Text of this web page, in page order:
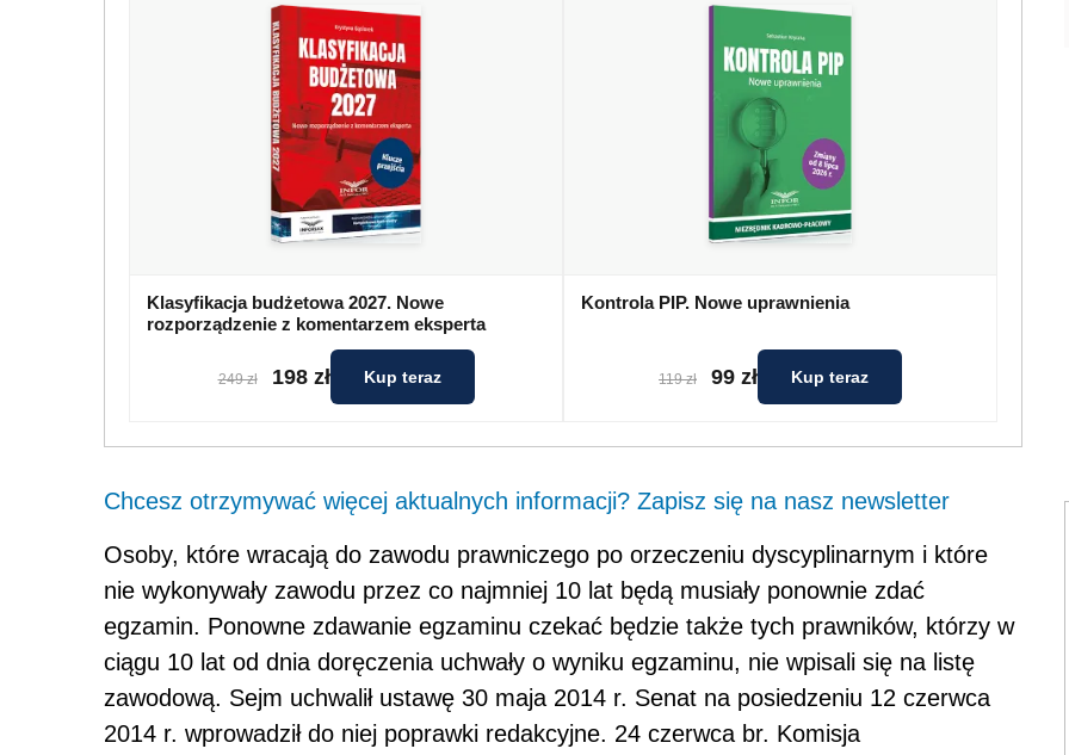
Klasyfikacja budżetowa 2027. Nowe
rozporządzenie z komentarzem eksperta
249 zł 198 zł Kup teraz
Kontrola PIP. Nowe uprawnienia
119 zł 99 zł Kup teraz
Chcesz otrzymywać więcej aktualnych informacji? Zapisz się na nasz newsletter
Osoby, które wracają do zawodu prawniczego po orzeczeniu dyscyplinarnym i które
nie wykonywały zawodu przez co najmniej 10 lat będą musiały ponownie zdać
egzamin. Ponowne zdawanie egzaminu czekać będzie także tych prawników, którzy w
ciągu 10 lat od dnia doręczenia uchwały o wyniku egzaminu, nie wpisali się na listę
zawodową. Sejm uchwalił ustawę 30 maja 2014 r. Senat na posiedzeniu 12 czerwca
2014 r. wprowadził do niej poprawki redakcyjne. 24 czerwca br. Komisja